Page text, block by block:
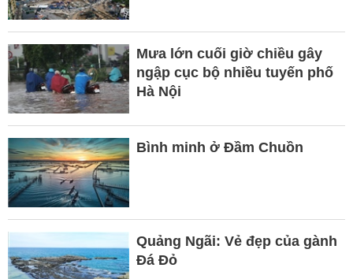
Mưa lớn cuối giờ chiều gây
ngập cục bộ nhiều tuyến phố
Hà Nội
Bình minh ở Đầm Chuồn
Quảng Ngãi: Vẻ đẹp của gành
Đá Đỏ